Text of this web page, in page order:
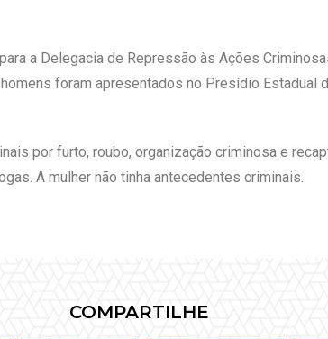
a Delegacia de Repressão às Ações
foram apresentados no Presídio Estadual
por furto, roubo, organização criminosa e
A mulher não tinha antecedentes criminais.
COMPARTILHE